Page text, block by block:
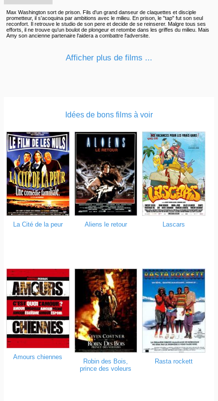
Max Washington sort de prison. Fils d'un grand danseur de claquettes et disciple
prometteur, il s'acoquina par ambitions avec le milieu. En prison, le "tap" fut son seul
reconfort. Il retrouve le studio de son pere et decide de se reinserer. Malgre tous ses
efforts, il ne trouve qu'un boulot de plongeur et retombe dans les griffes du milieu. Mais
Amy son ancienne partenaire l'aidera a combattre l'adversite.
Afficher plus de films ...
Idées de bons films à voir
La Cité de la peur Aliens le retour Lascars
Amours chiennes
Robin des Bois,
prince des voleurs
Rasta rockett